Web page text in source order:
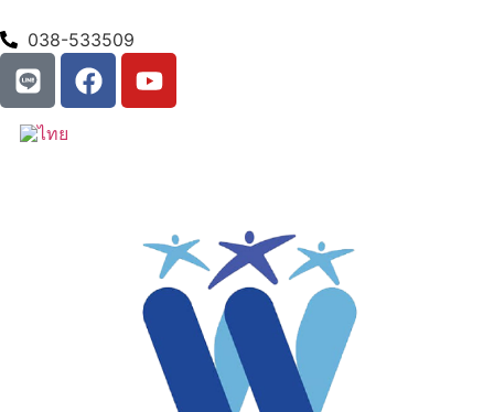
038-533509